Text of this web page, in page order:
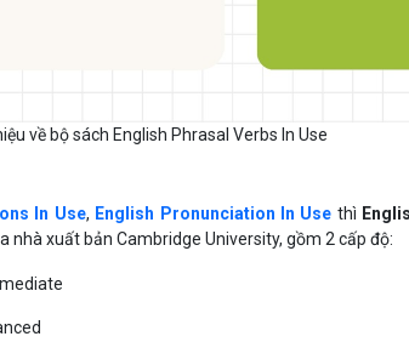
về bộ sách English Phrasal Verbs In Use
In Use, English Pronunciation In Use thì
nhà xuất bản Cambridge University, gồm 2 cấp độ: